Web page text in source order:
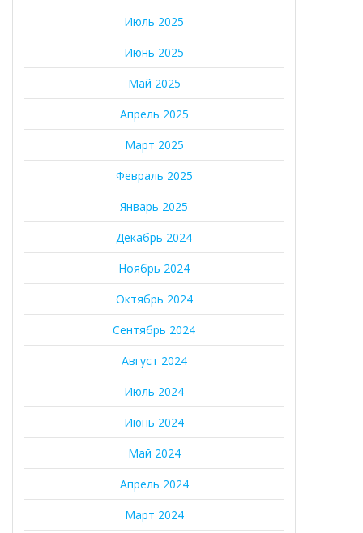
Июль 2025
Июнь 2025
Май 2025
Апрель 2025
Март 2025
Февраль 2025
Январь 2025
Декабрь 2024
Ноябрь 2024
Октябрь 2024
Сентябрь 2024
Август 2024
Июль 2024
Июнь 2024
Май 2024
Апрель 2024
Март 2024